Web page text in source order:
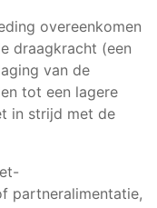
overeenkomen
draagkracht (een
van de
tot een lagere
in strijd met de
partneralimentatie,